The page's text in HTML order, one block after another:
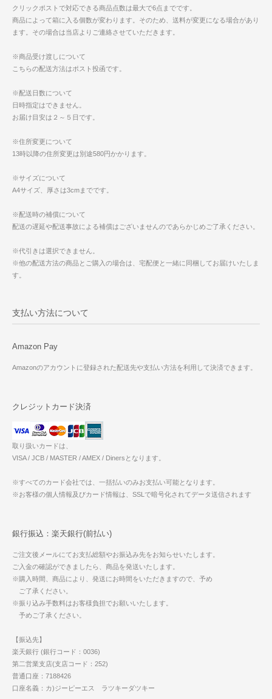
クリックポストで対応できる商品点数は最大で6点までです。
商品によって箱に入る個数が変わります。そのため、送料が変更になる場合があり
ます。その場合は当店よりご連絡させていただきます。
※商品受け渡しについて
こちらの配送方法はポスト投函です。
※配送日数について
日時指定はできません。
お届け目安は２～５日です。
※住所変更について
13時以降の住所変更は別途580円かかります。
※サイズについて
A4サイズ、厚さは3cmまでです。
※配送時の補償について
配送の遅延や配送事故による補償はございませんのであらかじめご了承ください。
※代引きは選択できません。
※他の配送方法の商品とご購入の場合は、宅配便と一緒に同梱してお届けいたしま
す。
支払い方法について
Amazon Pay
Amazonのアカウントに登録された配送先や支払い方法を利用して決済できます。
クレジットカード決済
取り扱いカードは、
VISA / JCB / MASTER / AMEX / Dinersとなります。
※すべてのカード会社では、一括払いのみお支払い可能となります。
※お客様の個人情報及びカード情報は、SSLで暗号化されてデータ送信されます
銀行振込：楽天銀行(前払い)
ご注文後メールにてお支払総額やお振込み先をお知らせいたします。
ご入金の確認ができましたら、商品を発送いたします。
※購入時間、商品により、発送にお時間をいただきますので、予め
ご了承ください。
※振り込み手数料はお客様負担でお願いいたします。
予めご了承ください。
【振込先】
楽天銀行 (銀行コード：0036)
第二営業支店(支店コード：252)
普通口座：7188426
口座名義：カ)ジーピーエス ラツキーダツキー